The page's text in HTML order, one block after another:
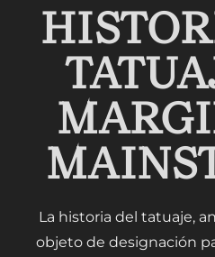
La historia del tatuaje,
objeto de designación